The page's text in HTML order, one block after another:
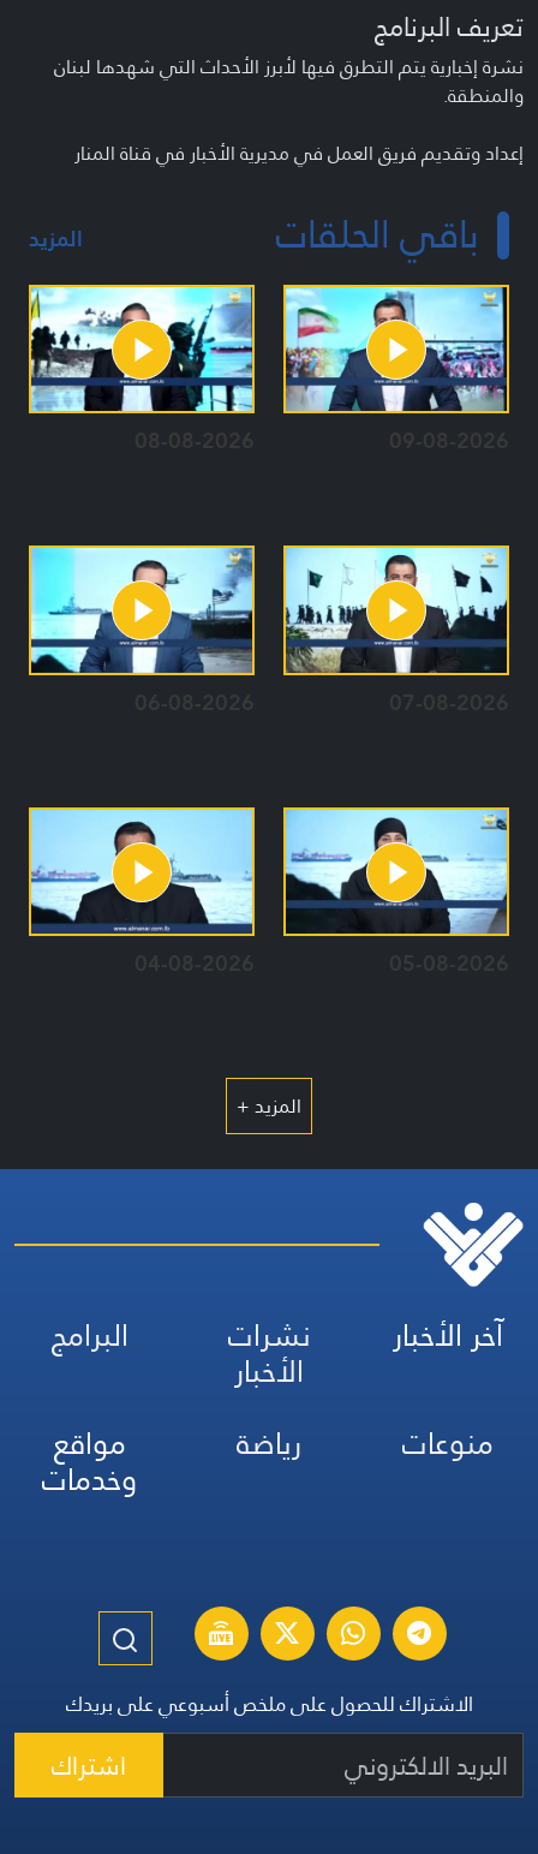
تعريف البرنامج
نشرة إخبارية يتم التطرق فيها لأبرز الأحداث التي شهدها لبنان
والمنطقة.
إعداد وتقديم فريق العمل في مديرية الأخبار في قناة المنار
باقي الحلقات المزيد
09-08-2026
08-08-2026
07-08-2026
06-08-2026
05-08-2026
04-08-2026
المزيد +
آخر الأخبار نشرات
الأخبار
البرامج
منوعات
رياضة مواقع
وخدمات
الاشتراك للحصول على ملخص أسبوعي على بريدك
اشتراك